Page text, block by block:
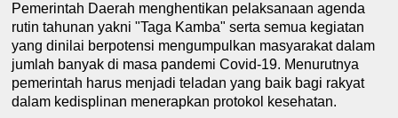
Pemerintah Daerah menghentikan pelaksanaan agenda
rutin tahunan yakni "Taga Kamba" serta semua kegiatan
yang dinilai berpotensi mengumpulkan masyarakat dalam
jumlah banyak di masa pandemi Covid-19. Menurutnya
pemerintah harus menjadi teladan yang baik bagi rakyat
dalam kedisplinan menerapkan protokol kesehatan.